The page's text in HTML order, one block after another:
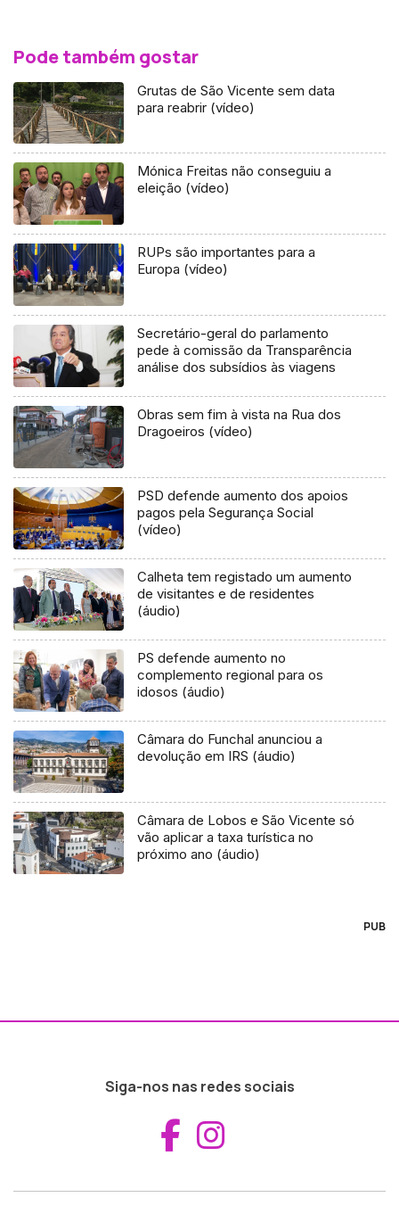
Pode também gostar
Grutas de São Vicente sem data
para reabrir (vídeo)
Mónica Freitas não conseguiu a
eleição (vídeo)
RUPs são importantes para a
Europa (vídeo)
Secretário-geral do parlamento
pede à comissão da Transparência
análise dos subsídios às viagens
Obras sem fim à vista na Rua dos
Dragoeiros (vídeo)
PSD defende aumento dos apoios
pagos pela Segurança Social
(vídeo)
Calheta tem registado um aumento
de visitantes e de residentes
(áudio)
PS defende aumento no
complemento regional para os
idosos (áudio)
Câmara do Funchal anunciou a
devolução em IRS (áudio)
Câmara de Lobos e São Vicente só
vão aplicar a taxa turística no
próximo ano (áudio)
PUB
Siga-nos nas redes sociais
Aceder ao